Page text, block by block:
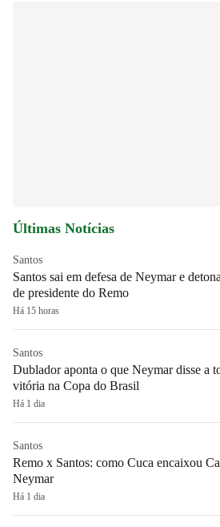
Últimas Notícias
Santos
Santos sai em defesa de Neymar e
de presidente do Remo
Há 15 horas
Santos
Dublador aponta o que Neymar disse a
vitória na Copa do Brasil
Há 1 dia
Santos
Remo x Santos: como Cuca encaixou
Neymar
Há 1 dia